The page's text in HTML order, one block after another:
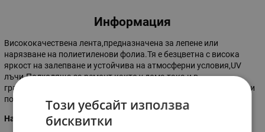
Информация
Висококачествена лента,предназначена за лепене или
нарязване на полиетиленови фолиа.Тя е безцветна с висока
яркост на залепване и устойчива на атмосферни условия,UV
лъчи.Подходяща за ремонт както у дома така и в
градината.Лентата се поставя само върху чисти и обезмаслени
повърхности.
Намира приложение още:
Този уебсайт използва
бисквитки